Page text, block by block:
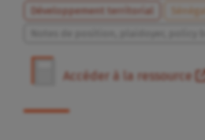
Développement territorial
Sénégal
Accéder à la ressource